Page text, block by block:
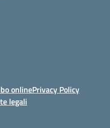
onlinePrivacy Policy
legali